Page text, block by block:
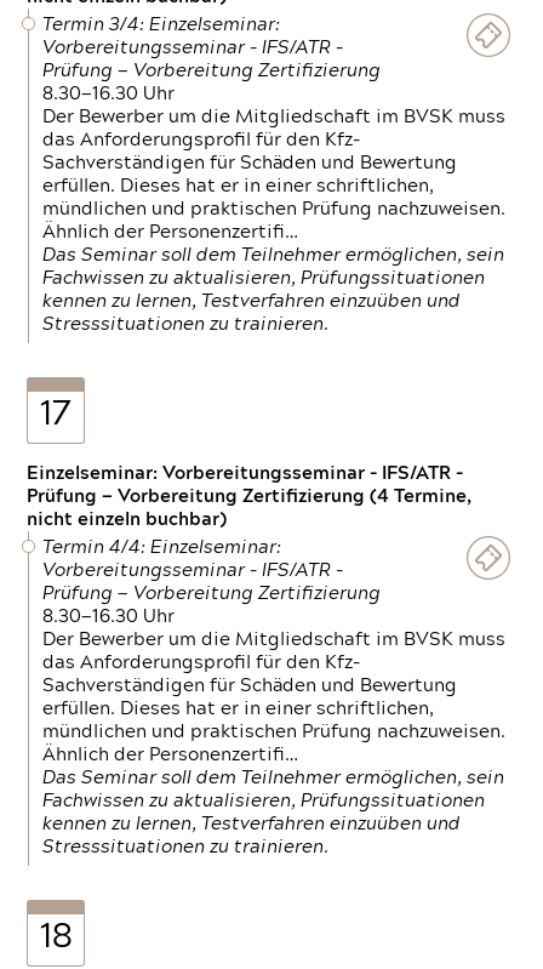
Termin 3/4: Einzelseminar:
Vorbereitungsseminar - IFS/ATR -
Prüfung — Vorbereitung Zertifizierung
8.30—16.30 Uhr
Der Bewerber um die Mitgliedschaft im BVSK muss
das Anforderungsprofil für den Kfz-
Sachverständigen für Schäden und Bewertung
erfüllen. Dieses hat er in einer schriftlichen,
mündlichen und praktischen Prüfung nachzuweisen.
Ähnlich der Personenzertifi…
Das Seminar soll dem Teilnehmer ermöglichen, sein
Fachwissen zu aktualisieren, Prüfungssituationen
kennen zu lernen, Testverfahren einzuüben und
Stresssituationen zu trainieren.
17
Einzelseminar: Vorbereitungsseminar - IFS/ATR -
Prüfung — Vorbereitung Zertifizierung (4 Termine,
nicht einzeln buchbar)
Termin 4/4: Einzelseminar:
Vorbereitungsseminar - IFS/ATR -
Prüfung — Vorbereitung Zertifizierung
8.30—16.30 Uhr
Der Bewerber um die Mitgliedschaft im BVSK muss
das Anforderungsprofil für den Kfz-
Sachverständigen für Schäden und Bewertung
erfüllen. Dieses hat er in einer schriftlichen,
mündlichen und praktischen Prüfung nachzuweisen.
Ähnlich der Personenzertifi…
Das Seminar soll dem Teilnehmer ermöglichen, sein
Fachwissen zu aktualisieren, Prüfungssituationen
kennen zu lernen, Testverfahren einzuüben und
Stresssituationen zu trainieren.
18